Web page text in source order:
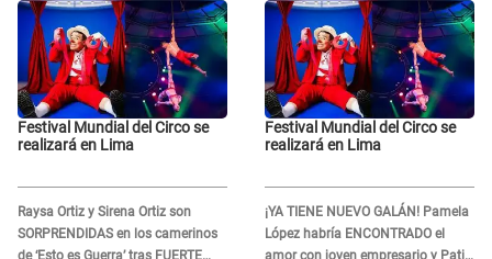
Festival Mundial del Circo se
realizará en Lima
Raysa Ortiz y Sirena Ortiz son
SORPRENDIDAS en los camerinos
de ‘Esto es Guerra’ tras FUERTE
Festival Mundial del Circo se
realizará en Lima
¡YA TIENE NUEVO GALÁN! Pamela
López habría ENCONTRADO el
amor con joven empresario y Pati